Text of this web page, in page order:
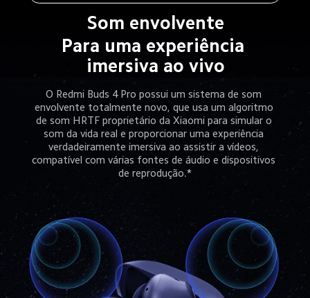
Som envolvente
Para uma experiência
imersiva ao vivo
O Redmi Buds 4 Pro possui um sistema de som
envolvente totalmente novo, que usa um algoritmo
de som HRTF proprietário da Xiaomi para simular o
som da vida real e proporcionar uma experiência
verdadeiramente imersiva ao assistir a vídeos,
compatível com várias fontes de áudio e dispositivos
de reprodução.*